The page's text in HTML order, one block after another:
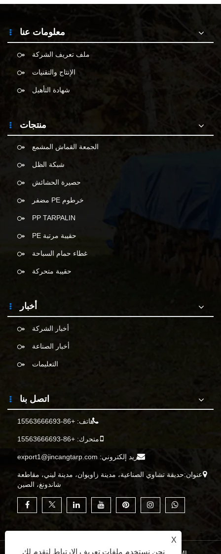
معلومات عنا
ملف تعريف الشركة
الإنتاج والتقنيات
شهادة التأهيل
منتجات
الجمعة القماش المشمع
شبكة الظل
حصيرة الحشائش
خرطوم PE مضفر
PP TARPALIN
حقيبة مرتبة PE
غطاء حمام السباحة
حقيبة متحركة
أخبار
أخبار الشركة
أخبار الصناعة
التعليمات
اتصل بنا
هاتف: +86-15563666693
متحرك: +86-15563666693
بريد إلكتروني: export1@jincangtarp.com
عنوان:حديقة تشاوي الصناعية، مدينة زاويوان، مدينة ليني، مقاطعة
شاندونغ، الصين
X
نحن نستخدم ملفات تعريف الارتباط لنقدم لك